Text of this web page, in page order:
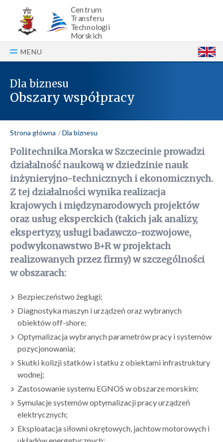
Centrum
Transferu
Technologii
Morskich
MENU
Dla biznesu
Obszary współpracy
Strona główna Dla biznesu
Politechnika Morska w Szczecinie prowadzi
działalność naukową wdziedzinie nauk
inżynieryjno-technicznych i ekonomicznych.
Z tej działalności wynika realizacja
krajowych i międzynarodowych projektów
oraz usług eksperckich (takich jak analizy,
ekspertyzy, usługi badawczo-rozwojowe,
podwykonawstwo B+R w projektach
realizowanych przez firmy) w szczególności
w obszarach:
Bezpieczeństwo żeglugi;
Diagnostyka maszyn i urządzeń oraz wybranych
obiektów off-shore;
Optymalizacja wybranych parametrów pracy i systemów
pozycjonowania;
Skutki kolizji statków i statku z obiektami infrastruktury
wodnej;
Zastosowanie systemu EGNOS w obszarze morskim;
Symulacje systemów optymalizacji pracy urządzeń
elektrycznych;
Eksploatacja siłowni okrętowych, jachtow motorowych i